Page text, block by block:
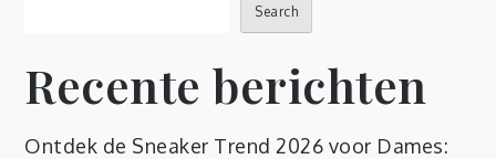
Search
Recente berichten
Ontdek de Sneaker Trend 2026 voor Dames: